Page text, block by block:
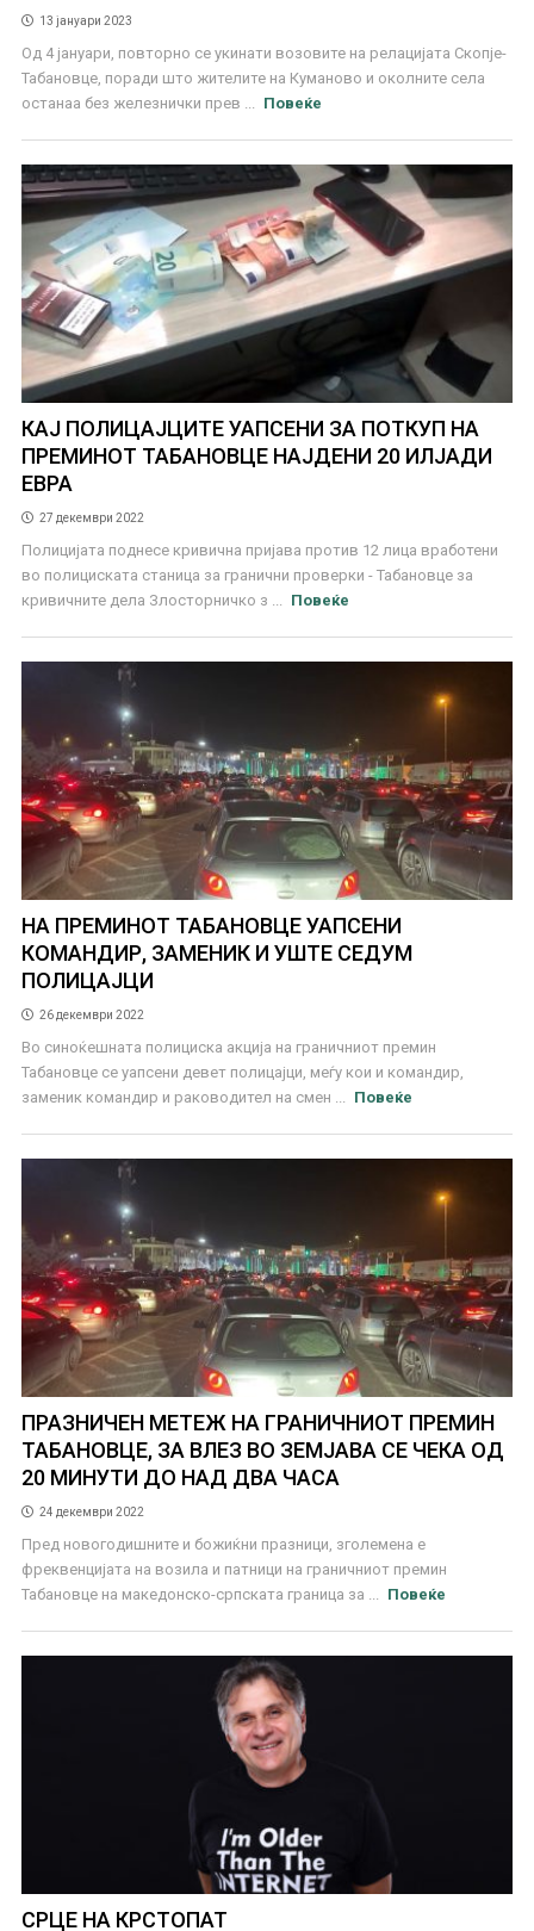
13 јануари 2023
Од 4 јануари, повторно се укинати возовите на релацијата Скопје-
Табановце, поради што жителите на Куманово и околните села
останаа без железнички прев ...
Повеќе
КАЈ ПОЛИЦАЈЦИТЕ УАПСЕНИ ЗА ПОТКУП НА
ПРЕМИНОТ ТАБАНОВЦЕ НАЈДЕНИ 20 ИЛЈАДИ
ЕВРА
27 декември 2022
Полицијата поднесе кривична пријава против 12 лица вработени
во полициската станица за гранични проверки - Табановце за
кривичните дела Злосторничко з ...
Повеќе
НА ПРЕМИНОТ ТАБАНОВЦЕ УАПСЕНИ
КОМАНДИР, ЗАМЕНИК И УШТЕ СЕДУМ
ПОЛИЦАЈЦИ
26 декември 2022
Во синоќешната полициска акција на граничниот премин
Табановце се уапсени девет полицајци, меѓу кои и командир,
заменик командир и раководител на смен ...
Повеќе
ПРАЗНИЧЕН МЕТЕЖ НА ГРАНИЧНИОТ ПРЕМИН
ТАБАНОВЦЕ, ЗА ВЛЕЗ ВО ЗЕМЈАВА СЕ ЧЕКА ОД
20 МИНУТИ ДО НАД ДВА ЧАСА
24 декември 2022
Пред новогодишните и божиќни празници, зголемена е
фреквенцијата на возила и патници на граничниот премин
Табановце на македонско-српската граница за ...
Повеќе
СРЦЕ НА КРСТОПАТ